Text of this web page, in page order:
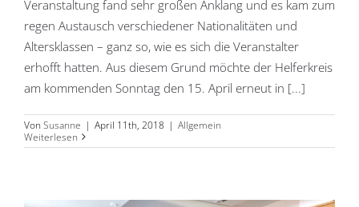
Veranstaltung fand sehr großen Anklang und es kam zum
regen Austausch verschiedener Nationalitäten und
Altersklassen – ganz so, wie es sich die Veranstalter
erhofft hatten. Aus diesem Grund möchte der Helferkreis
am kommenden Sonntag den 15. April erneut in [...]
Von Susanne | April 11th, 2018 | Allgemein
Weiterlesen